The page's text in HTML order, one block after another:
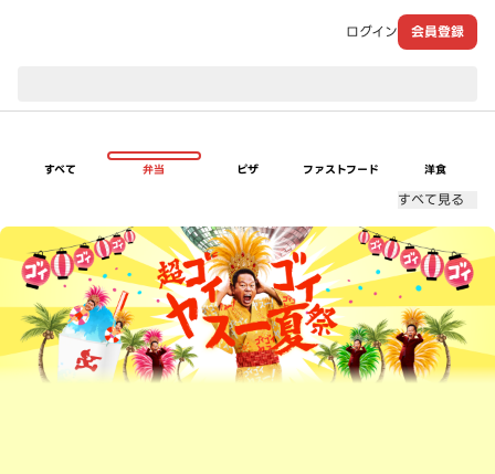
ログイン 会員登録
すべて 弁当 ピザ ファストフード 洋食
すべて見る
超ゴイゴイヤスー夏祭